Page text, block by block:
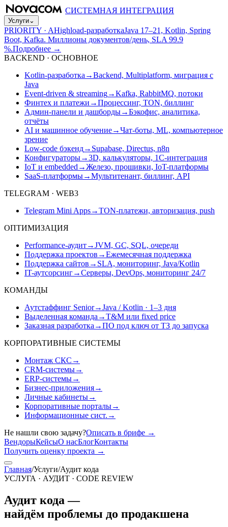
СИСТЕМНАЯ ИНТЕГРАЦИЯ
Услуги⌄
PRIORITY · AHighload-разработкаJava 17–21, Kotlin, Spring
Boot, Kafka. Миллионы документов/день, SLA 99.9
%.Подробнее →
BACKEND · ОСНОВНОЕ
Kotlin-разработка →Backend, Multiplatform, миграция с
Java
Event-driven & streaming→Kafka, RabbitMQ, потоки
Финтех и платежи →Процессинг, TON, биллинг
Админ-панели и дашборды→Бэкофис, аналитика,
отчёты
AI и машинное обучение→Чат-боты, ML, компьютерное
зрение
Low-code бэкенд→ Supabase, Directus, n8n
Конфигураторы→3D, калькуляторы, 1С-интеграция
IoT и embedded →Железо, прошивки, IoT-платформы
SaaS-платформы→Мультитенант, биллинг, API
TELEGRAM · WEB3
Telegram Mini Apps→TON-платежи, авторизация, push
ОПТИМИЗАЦИЯ
Performance-аудит→JVM, GC, SQL, очереди
Поддержка проектов →Ежемесячная поддержка
Поддержка сайтов → SLA, мониторинг, Java/Kotlin
IT-аутсорсинг→Серверы, DevOps, мониторинг 24/7
КОМАНДЫ
Аутстаффинг Senior→Java / Kotlin · 1–3 дня
Выделенная команда →T&M или fixed price
Заказная разработка →ПО под ключ от ТЗ до запуска
КОРПОРАТИВНЫЕ СИСТЕМЫ
Монтаж СКС →
CRM-системы→
ERP-системы→
Бизнес-приложения→
Личные кабинеты→
Корпоративные порталы→
Информационные сист. →
Не нашли свою задачу?Описать в брифе →
ВендорыКейсыО насБлогКонтакты
Получить оценку проекта →
Главная/Услуги/Аудит кода
УСЛУГА · АУДИТ · CODE REVIEW
Аудит кода —
найдём проблемы до продакшена